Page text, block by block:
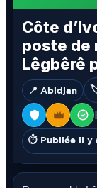
Côte
poste de
Lêgbêrê
📍 Abidjan
⏱️ Publiée il y